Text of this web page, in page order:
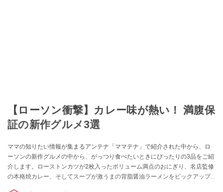
【ローソン衝撃】カレー味が熱い！ 満腹保
証の新作グルメ3選
ママの知りたい情報が集まるアンテナ「ママテナ」で紹介された中から、ロ
ーソンの新作グルメの中から、がっつり食べたいときにぴったりの3品をご紹
介します。ローストンカツが2枚入ったボリューム満点のおにぎり、名店監修
の本格焼カレー、そしてスープが激うまの背脂醤油ラーメンをピックアップ